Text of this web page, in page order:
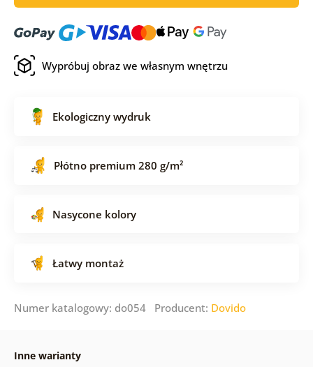
Wypróbuj obraz we własnym wnętrzu
Ekologiczny wydruk
Płótno premium 280 g/m²
Nasycone kolory
Łatwy montaż
Numer katalogowy: do054 Producent: Dovido
Inne warianty